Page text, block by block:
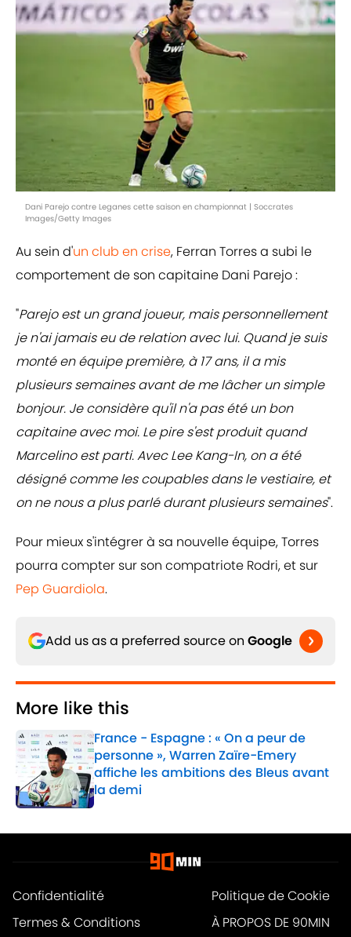
Dani Parejo contre Leganes cette saison en championnat | Soccrates
Images/Getty Images
Au sein d'un club en crise, Ferran Torres a subi le
comportement de son capitaine Dani Parejo :
"Parejo est un grand joueur, mais personnellement
je n'ai jamais eu de relation avec lui. Quand je suis
monté en équipe première, à 17 ans, il a mis
plusieurs semaines avant de me lâcher un simple
bonjour. Je considère qu'il n'a pas été un bon
capitaine avec moi. Le pire s'est produit quand
Marcelino est parti. Avec Lee Kang-In, on a été
désigné comme les coupables dans le vestiaire, et
on ne nous a plus parlé durant plusieurs semaines".
Pour mieux s'intégrer à sa nouvelle équipe, Torres
pourra compter sur son compatriote Rodri, et sur
Pep Guardiola.
Add us as a preferred source on Google
More like this
France - Espagne : « On a peur de
personne », Warren Zaïre-Emery
affiche les ambitions des Bleus avant
la demi
Published by on Invalid Date
Confidentialité
Politique de Cookie
Termes & Conditions
À PROPOS DE 90MIN